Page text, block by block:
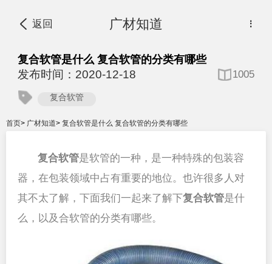
返回 ⋮
广材知道
复合软管是什么 复合软管的分类有哪些
发布时间：2020-12-18 1005
复合软管
首页> 广材知道> 复合软管是什么 复合软管的分类有哪些
复合软管是软管的一种，是一种特殊的包装容
器，在包装领域中占有重要的地位。也许很多人对
其不太了解，下面我们一起来了解下复合软管是什
么，以及合软管的分类有哪些。